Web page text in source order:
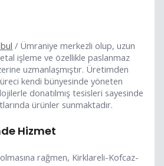
/ Ümraniye merkezli olup, uzun
işleme ve özellikle paslanmaz
uzmanlaşmıştır. Üretimden
kendi bünyesinde yöneten
donatılmış tesisleri sayesinde
ürünler sunmaktadır.
Hizmet
rağmen, Kirklareli-Kofcaz-